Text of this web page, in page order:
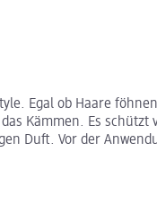
Egal ob Haare
Kämmen. Es
Duft. Vor der